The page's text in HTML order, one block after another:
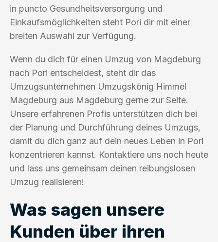
in puncto Gesundheitsversorgung und
Einkaufsmöglichkeiten steht Pori dir mit einer
breiten Auswahl zur Verfügung.
Wenn du dich für einen Umzug von Magdeburg
nach Pori entscheidest, steht dir das
Umzugsunternehmen Umzugskönig Himmel
Magdeburg aus Magdeburg gerne zur Seite.
Unsere erfahrenen Profis unterstützen dich bei
der Planung und Durchführung deines Umzugs,
damit du dich ganz auf dein neues Leben in Pori
konzentrieren kannst. Kontaktiere uns noch heute
und lass uns gemeinsam deinen reibungslosen
Umzug realisieren!
Was sagen unsere
Kunden über ihren